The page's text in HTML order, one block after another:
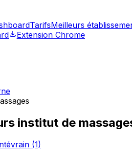
TarifsMeilleurs
Extension Chrome
institut de
(1)